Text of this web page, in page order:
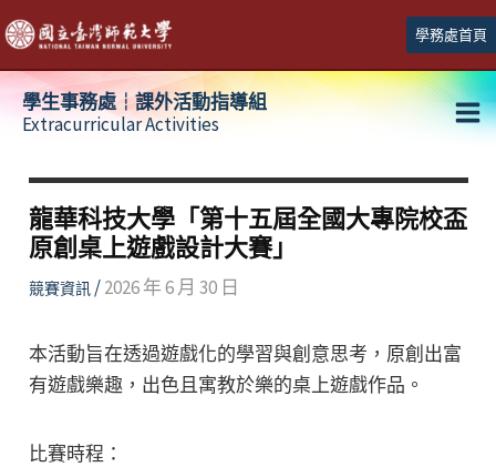
跳
至
主
學務處首頁
學生事務處┆課外活動指導組
Extracurricular Activities
龍華科技大學「第十五屆全國大專院校盃
原創桌上遊戲設計大賽」
競賽資訊/2026 年 6 月 30 日
本活動旨在透過遊戲化的學習與創意思考，原創出富
有遊戲樂趣，出色且寓教於樂的桌上遊戲作品。
比賽時程：